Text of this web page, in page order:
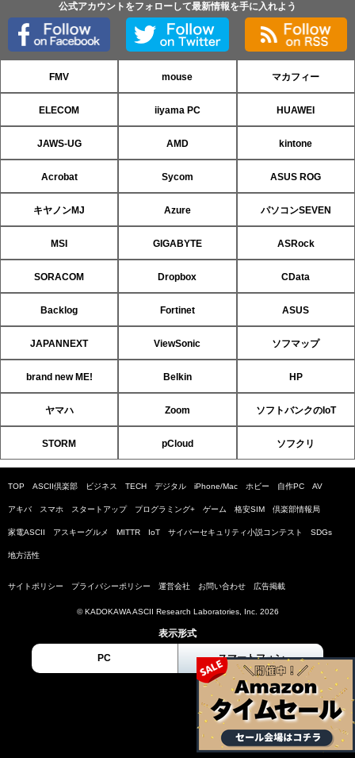
公式アカウントをフォローして最新情報を手に入れよう
FMV mouse マカフィー
ELECOM iiyama PC HUAWEI
JAWS-UG AMD kintone
Acrobat Sycom ASUS ROG
キヤノンMJ Azure パソコンSEVEN
MSI GIGABYTE ASRock
SORACOM Dropbox CData
Backlog Fortinet ASUS
JAPANNEXT ViewSonic ソフマップ
brand new ME! Belkin HP
ヤマハ Zoom ソフトバンクのIoT
STORM pCloud ソフクリ
TOP ASCII倶楽部 ビジネス TECH デジタル iPhone/Mac ホビー 自作PC AV
アキバ スマホ スタートアップ プログラミング+ ゲーム 格安SIM 倶楽部情報局
家電ASCII アスキーグルメ MITTR IoT サイバーセキュリティ小説コンテスト SDGs
地方活性
サイトポリシー プライバシーポリシー 運営会社 お問い合わせ 広告掲載
© KADOKAWA ASCII Research Laboratories, Inc. 2026
表示形式
PC スマートフォン